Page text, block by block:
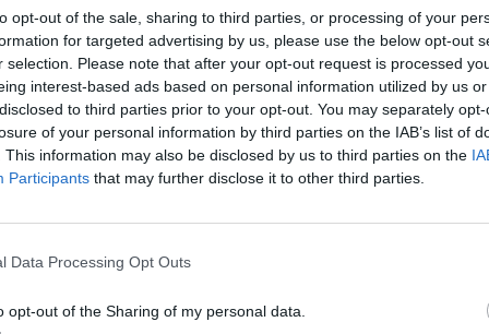
opt-out of the sale, sharing to third parties, or processing of your
for targeted advertising by us, please use the below opt-out
selection. Please note that after your opt-out request is processed
interest-based ads based on personal information utilized by us
to third parties prior to your opt-out. You may separately
of your personal information by third parties on the IAB’s list of
This information may also be disclosed by us to third parties on the
Participants that may further disclose it to other third parties.
Data Processing Opt Outs
opt-out of the Sharing of my personal data.
Km/h
Μπφ B
Km/h
ΚΑΘΑΡΟΣ
Ανατολή: 06:25 - Δύση 20:25
2026